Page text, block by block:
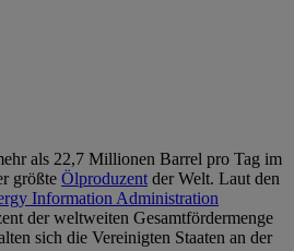
als 22,7 Millionen Barrel pro Tag im
größte Ölproduzentder Welt. Laut den
Information Administration
der weltweiten Gesamtfördermenge
sich die Vereinigten Staaten an der